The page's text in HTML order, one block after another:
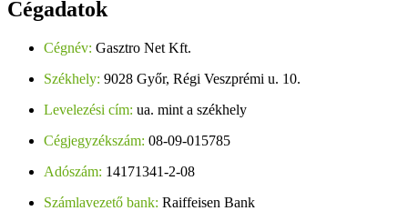
Cégadatok
Cégnév: Gasztro Net Kft.
Székhely: 9028 Győr, Régi Veszprémi u. 10.
Levelezési cím: ua. mint a székhely
Cégjegyzékszám: 08-09-015785
Adószám: 14171341-2-08
Számlavezető bank: Raiffeisen Bank